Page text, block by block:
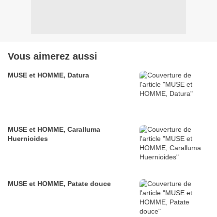
Vous aimerez aussi
MUSE et HOMME, Datura
MUSE et HOMME, Caralluma
Huernioides
MUSE et HOMME, Patate douce